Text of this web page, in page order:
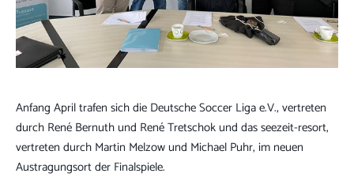
Anfang April trafen sich die Deutsche Soccer Liga e.V., vertreten
durch René Bernuth und René Tretschok und das seezeit-resort,
vertreten durch Martin Melzow und Michael Puhr, im neuen
Austragungsort der Finalspiele.